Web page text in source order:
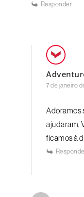
Responder
7 de janeiro
Adoramos
ajudaram,
ficamos à